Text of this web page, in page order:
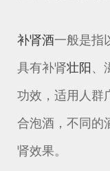
补肾酒一般是指
具有补肾壮阳、
功效，适用人群
合泡酒，不同的
肾效果。